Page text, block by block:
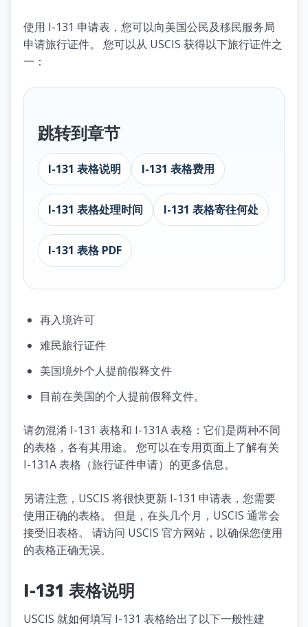
使用 I-131 申请表，您可以向美国公民及移民服务局
申请旅行证件。 您可以从 USCIS 获得以下旅行证件之
一：
跳转到章节
I-131 表格说明 I-131 表格费用
I-131 表格处理时间 I-131 表格寄往何处
I-131 表格 PDF
再入境许可
难民旅行证件
美国境外个人提前假释文件
目前在美国的个人提前假释文件。
请勿混淆 I-131 表格和 I-131A 表格：它们是两种不同
的表格，各有其用途。 您可以在专用页面上了解有关
I-131A 表格（旅行证件申请）的更多信息。
另请注意，USCIS 将很快更新 I-131 申请表，您需要
使用正确的表格。 但是，在头几个月，USCIS 通常会
接受旧表格。 请访问 USCIS 官方网站，以确保您使用
的表格正确无误。
I-131 表格说明
USCIS 就如何填写 I-131 表格给出了以下一般性建